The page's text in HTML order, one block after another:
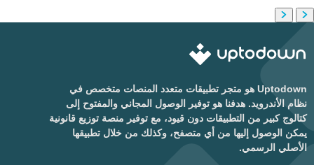
Uptodown هو متجر تطبيقات متعدد المنصات متخصص في
نظام الأندرويد. هدفنا هو توفير الوصول المجاني والمفتوح إلى
كتالوج كبير من التطبيقات دون قيود، مع توفير منصة توزيع قانونية
يمكن الوصول إليها من أي متصفح، وكذلك من خلال تطبيقها
الأصلي الرسمي.